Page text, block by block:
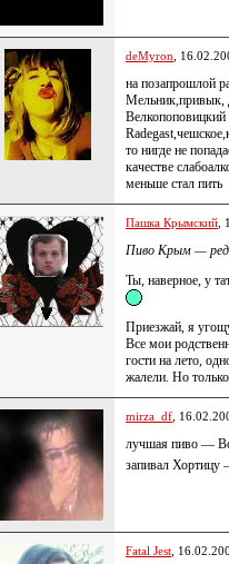
deMyron ,
на позапрошлой
Мельник,привык,
Велкопоповицкий
то нигде не
качестве
меньше стал пить
Пашка Крымский
Пиво Крым —
Ты, наверное, у
Приезжай, я
Все мои
гости на лето,
жалели. Но
mirza_df ,
лучшая пиво —
запивал
Fatal Jest ,